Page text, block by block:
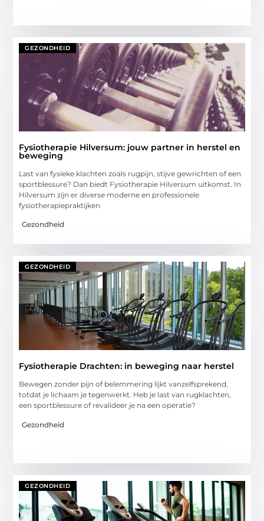
GEZONDHEID
Fysiotherapie Hilversum: jouw partner in herstel en
beweging
Last van fysieke klachten zoals rugpijn, stijve gewrichten of een
sportblessure? Dan biedt Fysiotherapie Hilversum uitkomst. In
Hilversum zijn er diverse moderne en professionele
fysiotherapiepraktijken
Gezondheid
GEZONDHEID
Fysiotherapie Drachten: in beweging naar herstel
Bewegen zonder pijn of belemmering lijkt vanzelfsprekend,
totdat je lichaam je tegenwerkt. Heb je last van rugklachten,
een sportblessure of revalideer je na een operatie?
Gezondheid
GEZONDHEID